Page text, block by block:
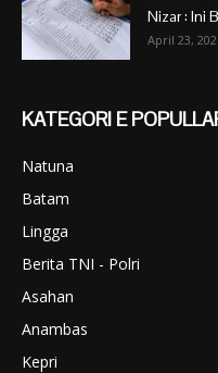
Nizar : Ini
April 23,
KATEGORI E
Natuna
Batam
Lingga
Berita TNI - Polri
Asahan
Anambas
Kepri